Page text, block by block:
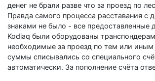
денег не брали разве что за проезд по
Правда самого процесса расставания с
знаками не было - все предоставленные
Kodiaq были оборудованы
необходимые за проезд по тем или иным
суммы списывались со специального
автоматически. За пополнение счёта